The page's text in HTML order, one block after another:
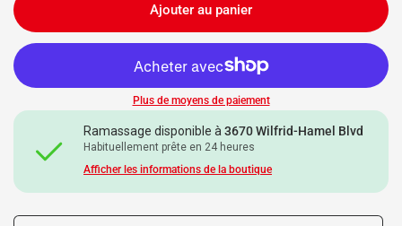
Ajouter au panier
Plus de moyens de paiement
Ramassage disponible à3670 Wilfrid-Hamel Blvd
Habituellement prête en 24 heures
Afficher les informations de la boutique